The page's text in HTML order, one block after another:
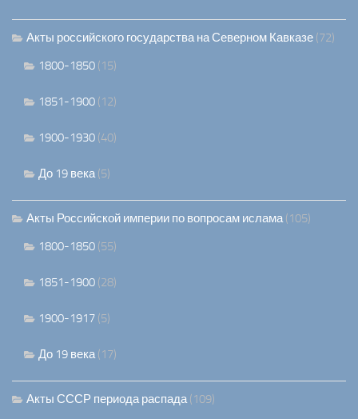
Акты российского государства на Северном Кавказе (72)
1800-1850 (15)
1851-1900 (12)
1900-1930 (40)
До 19 века(5)
Акты Российской империи по вопросам ислама(105)
1800-1850 (55)
1851-1900 (28)
1900-1917 (5)
До 19 века(17)
Акты СССР периода распада(109)